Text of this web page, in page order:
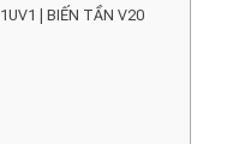
| BIẾN TẦN V20